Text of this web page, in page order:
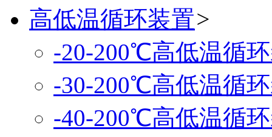
高低温循环装置>
-20-200℃高低温循
-30-200℃高低温循
-40-200℃高低温循